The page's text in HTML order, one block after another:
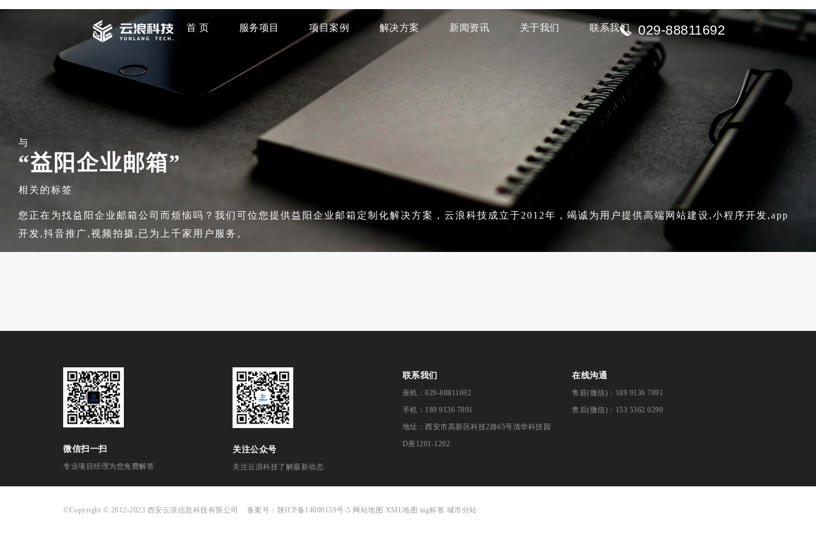
首 页 服务项目 项目案例 解决方案 新闻资讯 关于我们 联系我们 029-88811692
与
“益阳企业邮箱”
相关的标签
您正在为找益阳企业邮箱公司而烦恼吗？我们可位您提供益阳企业邮箱定制化解决方案，云浪科技成立于2012年，竭诚为用户提供高端网站建设,小程序开发,app
开发,抖音推广,视频拍摄,已为上千家用户服务。
微信扫一扫
专业项目经理为您免费解答
关注公众号
关注云浪科技了解最新动态
联系我们
座机：029-88811692
手机：189 9136 7891
地址：西安市高新区科技2路65号清华科技园
D座1201-1202
在线沟通
售前(微信)：189 9136 7891
售后(微信)：153 5362 0290
©Copyright © 2012-2023 西安云浪信息科技有限公司 备案号： 陕ICP备14000159号-5 网站地图 XML地图 tag标签 城市分站